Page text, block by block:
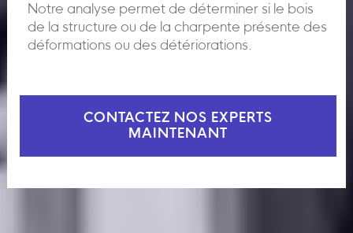
Notre analyse permet de déterminer si le bois
de la structure ou de la charpente présente des
déformations ou des détériorations.
CONTACTEZ NOS EXPERTS
MAINTENANT